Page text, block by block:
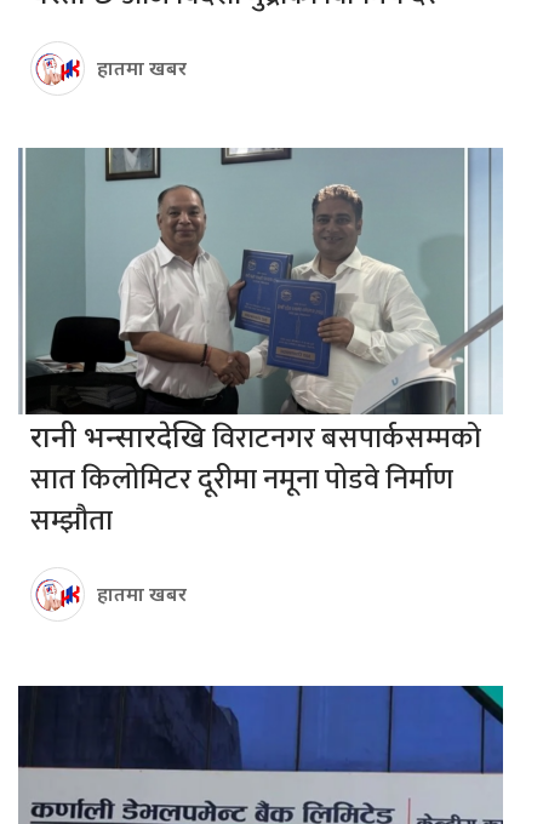
हातमा खबर
रानी भन्सारदेखिविराटनगर बसपार्कसम्मको
सात किलोमिटर दूरीमा नमूना पोडवे निर्माण
सम्झौता
हातमा खबर